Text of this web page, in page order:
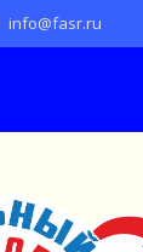
info@fasr.ru